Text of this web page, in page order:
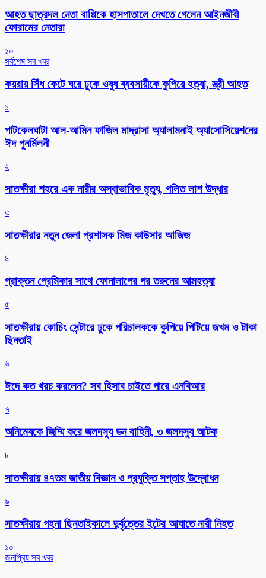
আহত ছাত্রদল নেতা বাপ্পিকে হাসপাতালে দেখতে গেলেন আইনজীবী
ফোরামের নেতারা
১০
সর্বশেষ সব খবর
কয়রায় সিঁধ কেটে ঘরে ঢুকে ওষুধ ব্যবসায়ীকে কুপিয়ে হত্যা, স্ত্রী আহত
১
পাটকেলঘাটা আল-আমিন ফাজিল মাদ্রাসা অ্যালামনাই অ্যাসোসিয়েশনের
ঈদ পুনর্মিলনী
২
সাতক্ষীরা শহরে এক নারীর অস্বাভাবিক মৃত্যু, গলিত লাশ উদ্ধার
৩
সাতক্ষীরার নতুন জেলা প্রশাসক মিজ কাউসার আজিজ
৪
প্রাক্তন প্রেমিকার সাথে ফোনালাপের পর তরুনের আত্মহত্যা
৫
সাতক্ষীরায় কোচিং সেন্টারে ঢুকে পরিচালককে কুপিয়ে পিটিয়ে জখম ও টাকা
ছিনতাই
৬
ঈদে কত খরচ করলেন? সব হিসাব চাইতে পারে এনবিআর
৭
অনিমেষকে জিম্মি করে জলদস্যু ডন বাহিনী, ৩ জলদস্যু আটক
৮
সাতক্ষীরায় ৪৭তম জাতীয় বিজ্ঞান ও প্রযুক্তি সপ্তাহ উদ্বোধন
৯
সাতক্ষীরায় গহনা ছিনতাইকালে দুর্বৃত্তের ইটের আঘাতে নারী নিহত
১০
জনপ্রিয় সব খবর